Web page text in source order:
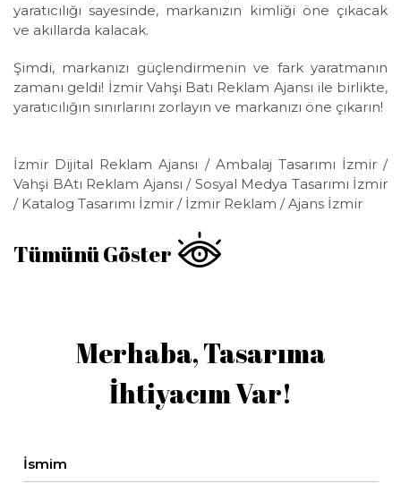
yaratıcılığı sayesinde, markanızın kimliği öne çıkacak
ve akıllarda kalacak.
Şimdi, markanızı güçlendirmenin ve fark yaratmanın
zamanı geldi! İzmir Vahşi Batı Reklam Ajansı ile birlikte,
yaratıcılığın sınırlarını zorlayın ve markanızı öne çıkarın!
İzmir Dijital Reklam Ajansı / Ambalaj Tasarımı İzmir /
Vahşi BAtı Reklam Ajansı / Sosyal Medya Tasarımı İzmir
/ Katalog Tasarımı İzmir / İzmir Reklam / Ajans İzmir
Tümünü Göster
Merhaba, Tasarıma
İhtiyacım Var!
İsmim